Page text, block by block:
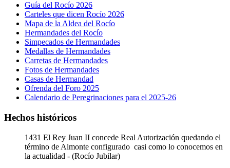
Guía del Rocío 2026
Carteles que dicen Rocío 2026
Mapa de la Aldea del Rocío
Hermandades del Rocío
Simpecados de Hermandades
Medallas de Hermandades
Carretas de Hermandades
Fotos de Hermandades
Casas de Hermandad
Ofrenda del Foro 2025
Calendario de Peregrinaciones para el 2025-26
Hechos históricos
1431 El Rey Juan II concede Real Autorización quedando el
término de Almonte configurado casi como lo conocemos en
la actualidad - (Rocío Jubilar)